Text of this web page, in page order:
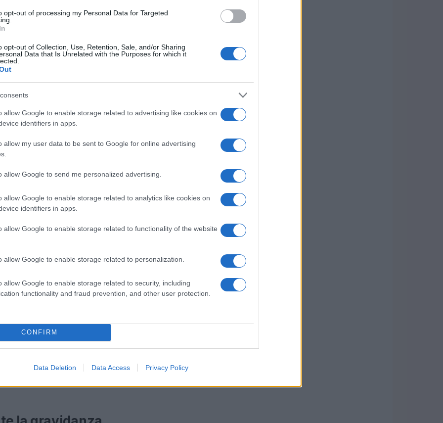
opt-out of processing my Personal Data for Targeted
opt-out of Collection, Use, Retention, Sale, and/or Sharing
Data that Is Unrelated with the Purposes for which it
allow Google to enable storage related to advertising like cookies on
identifiers in apps.
allow my user data to be sent to Google for online advertising
allow Google to send me personalized advertising.
allow Google to enable storage related to analytics like cookies on
identifiers in apps.
allow Google to enable storage related to functionality of the website
allow Google to enable storage related to personalization.
allow Google to enable storage related to security, including
functionality and fraud prevention, and other user protection.
CONFIRM
Data Deletion Data Access Privacy Policy
ognuno dei quali presenta specifiche
che va dalla concezione fino alla
dell’embrione e iniziano a manifestarsi i primi
periodo cruciale per la salute del feto, poiché
settimane, è spesso considerato il
tendono a diminuire e la donna
questo periodo, è comune effettuare
e per scoprire il sesso, se desiderato.
settimana fino al parto, è caratterizzato
cambiamenti fisici più evidenti. In questa
decisioni riguardo al luogo e alle